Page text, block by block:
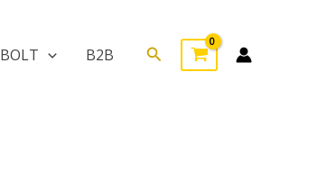
BOLT B2B Search